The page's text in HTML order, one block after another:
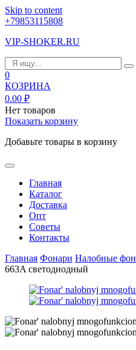
Skip to content
+79853115808
VIP-SHOKER.RU
0
КОЗРИНА
0.00 ₽
Нет товаров
Показать корзину
Добавьте товары в корзину
Главная
Каталог
Доставка
Опт
Советы
Контакты
Главная Фонари Налобные
663A светодиодный